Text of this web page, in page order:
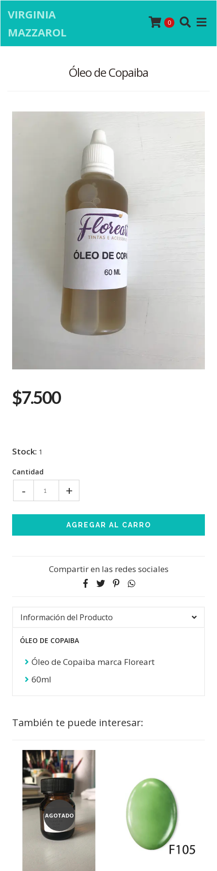
VIRGINIA
MAZZAROL
0
Óleo de Copaiba
$7.500
Stock: 1
Cantidad
- +
Compartir en las redes sociales
Información del Producto
ÓLEO DE COPAIBA
Óleo de Copaiba marca Floreart
60ml
También te puede interesar:
AGOTADO